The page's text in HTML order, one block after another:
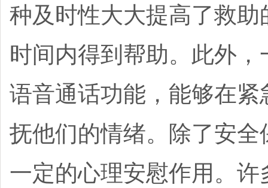
种及时性大大提高了救
时间内得到帮助。此外
语音通话功能，能够在
抚他们的情绪。 除了安
一定的心理安慰作用。